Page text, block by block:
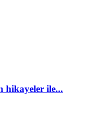
hikayeler ile...